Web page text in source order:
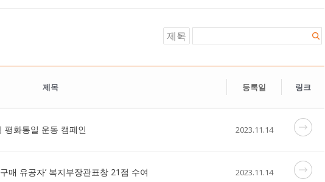
제목 등록일 링크
평화통일 운동 캠페인 2023.11.14
매 유공자’ 복지부장관표창 21점 수여 2023.11.14